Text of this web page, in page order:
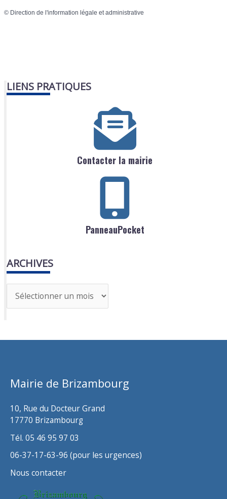
© Direction de l'information légale et administrative
LIENS PRATIQUES
Contacter la mairie
PanneauPocket
ARCHIVES
r
h
Mairie de Brizambourg
10, Rue du Docteur Grand
17770 Brizambourg
Tél. 05 46 95 97 03
06-37-17-63-96 (pour les urgences)
Nous contacter